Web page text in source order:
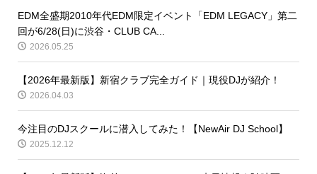
EDM全盛期2010年代EDM限定イベント「EDM LEGACY」第二
回が6/28(日)に渋谷・CLUB CA...
2026.05.25
【2026年最新版】新宿クラブ完全ガイド｜現役DJが紹介！
2026.04.03
今注目のDJスクールに潜入してみた！【NewAir DJ School】
2025.12.12